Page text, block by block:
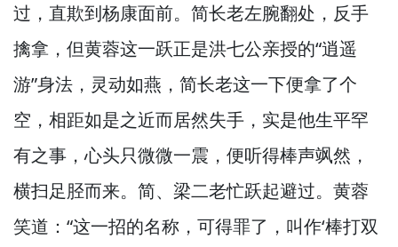
过， 直欺到杨康面前。 简长老左腕翻处， 反手
擒拿， 但黄蓉这一跃正是洪七公亲授的“逍遥
游”身法， 灵动如燕， 简长老这一下便拿了个
空， 相距如是之近而居然失手， 实是他生平罕
有之事，心头只微微一震， 便听得棒声飒然，
横扫足胫而来。 简、梁二老忙跃起避过。 黄蓉
笑道：“这一招的名称， 可得罪了， 叫作‘棒打双